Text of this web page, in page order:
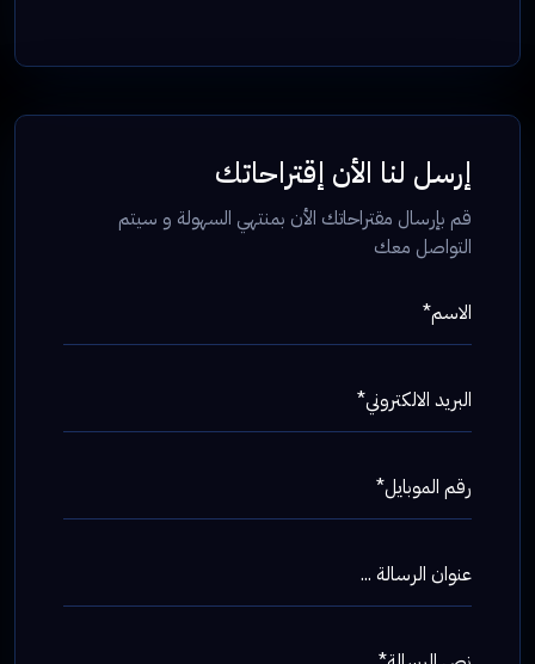
إرسل لنا الأن إقتراحاتك
قم بإرسال مقتراحاتك الأن بمنتهي السهولة و سيتم
التواصل معك
الاسم*
البريد الالكتروني*
رقم الموبايل*
عنوان الرسالة ...